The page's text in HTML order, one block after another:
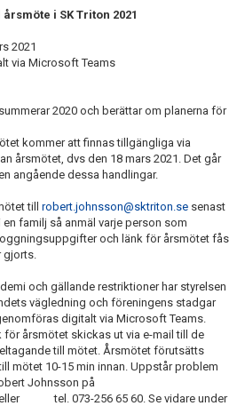
i SK Triton 2021
2021
via Microsoft Teams
2020 och berättar om planerna för
kommer att finnas tillgängliga via
årsmötet, dvs den 18 mars 2021. Det går
angående dessa handlingar.
till robert.johnsson@sktriton.se senast
familj så anmäl varje person som
och länk för årsmötet fås
gjorts.
och gällande restriktioner har styrelsen
vägledning och föreningens stadgar
digitalt via Microsoft Teams.
årsmötet skickas ut via e-mail till de
till mötet. Årsmötet förutsätts
mötet 10-15 min innan. Uppstår problem
Johnsson på
tel. 073-256 65 60. Se vidare under